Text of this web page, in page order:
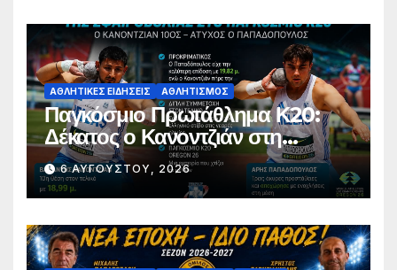
ΑΘΛΗΤΙΚΈΣ ΕΙΔΉΣΕΙΣ ΑΘΛΗΤΙΣΜΌΣ
Παγκόσμιο Πρωτάθλημα Κ20:
Δέκατος ο Κανοντζιάν στη
σφαιροβολία – Άτυχος ο
Παπαδόπουλος στον τελικό
6 ΑΥΓΟΎΣΤΟΥ, 2026